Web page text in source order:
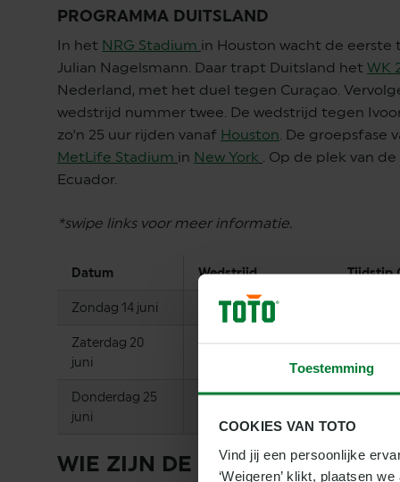
Toestemming
COOKIES VAN TOTO
Vind jij een persoonlijke
‘Weigeren’ klikt, plaatsen
PROGRAMMA DUITSLAND
In het NRG Stadium in Houston wacht de eerste
Julian Nagelsmann. Daar trapt Duitsland het WK
Nederland, met het duel tegen Curaçao.
wedstrijd nummer twee. De wedstrijd tegen
zo'n 25 uur rijden vanaf Houston. De groepsfase
MetLife Stadium in New York . Op de plek van
Ecuador.
*swipe links voor meer informatie.
Datum Wedstrijd Tijdstip
Zondag 14 juni Duitsland –Curaçao
Zaterdag 20
juni
Donderdag 25
juni
Ecuador–Duitsland 22.00
WIE ZIJN DE TOPPERS VAN DE